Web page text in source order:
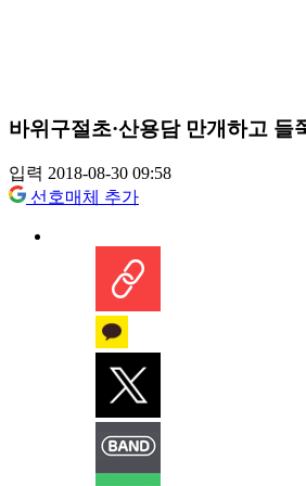
바위구절초·산용담 만개하고
입력 2018-08-30 09:58
선호매체 추가